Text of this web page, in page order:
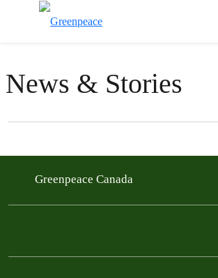
News & Stories
Filter posts
Greenpeace Canada